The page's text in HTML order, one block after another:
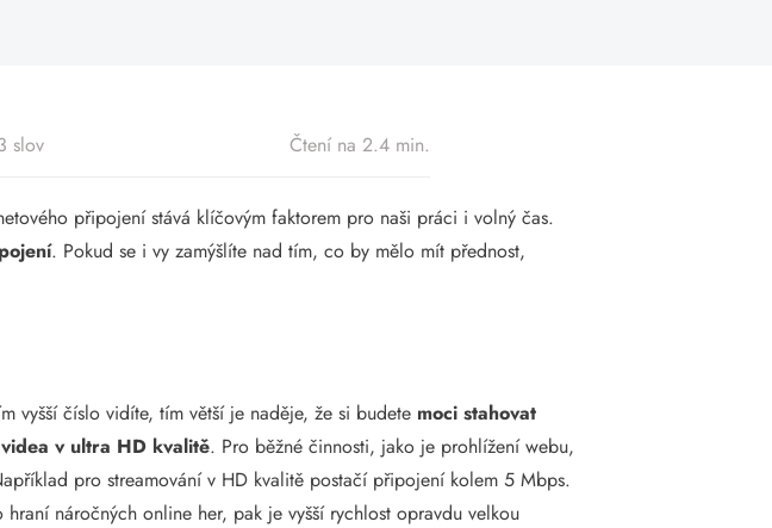
slov Čtení na 2.4 min.
připojení stává klíčovým faktorem pro naši práci i volný čas.
. Pokud se i vy zamýšlíte nad tím, co by mělo mít přednost,
vyšší číslo vidíte, tím větší je naděje, že si budete moci stahovat
v ultra HD kvalitě. Pro běžné činnosti, jako je prohlížení webu,
pro streamování v HD kvalitě postačí připojení kolem 5 Mbps.
náročných online her, pak je vyšší rychlost opravdu velkou